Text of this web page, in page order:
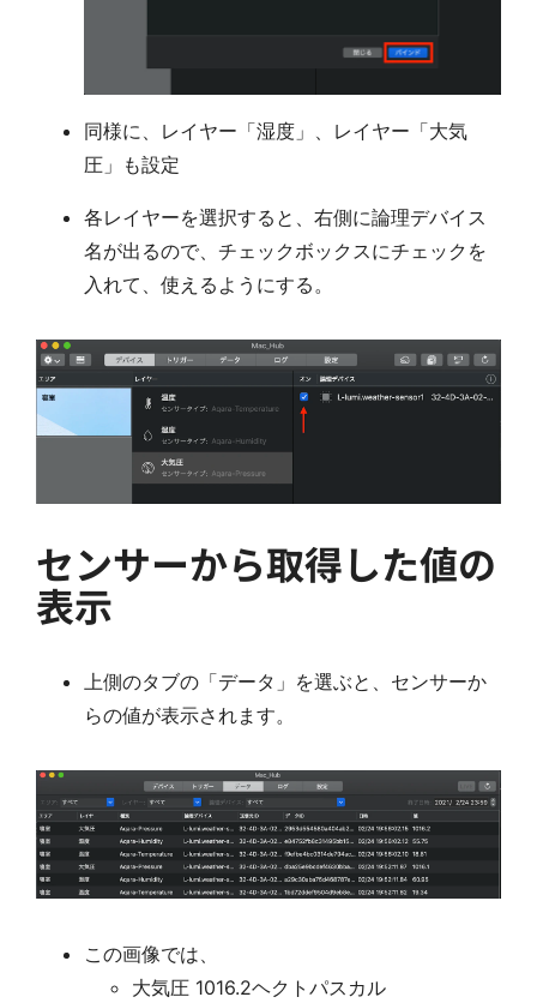
同様に、レイヤー「湿度」、レイヤー「大気
圧」も設定
各レイヤーを選択すると、右側に論理デバイス
名が出るので、チェックボックスにチェックを
入れて、使えるようにする。
センサーから取得した値の
表示
上側のタブの「データ」を選ぶと、センサーか
らの値が表示されます。
この画像では、
大気圧 1016.2ヘクトパスカル